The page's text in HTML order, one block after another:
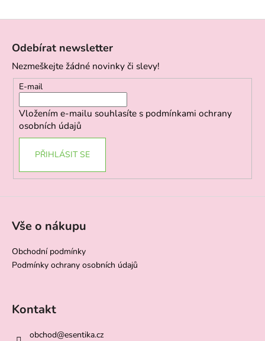
Odebírat newsletter
Nezmeškejte žádné novinky či slevy!
E-mail
Vložením e-mailu souhlasíte s podmínkami ochrany
osobních údajů
PŘIHLÁSIT SE
Vše o nákupu
Obchodní podmínky
Podmínky ochrany osobních údajů
Kontakt
obchod@esentika.cz